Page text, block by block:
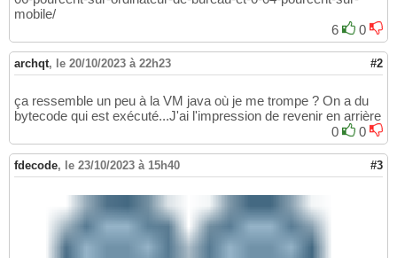
mobile/
6
0
archqt, le 20/10/2023 à 22h23 #2
ça ressemble un peu à la VM java où je me trompe ? On a du
bytecode qui est exécuté...J'ai l'impression de revenir en arrière
0
0
fdecode, le 23/10/2023 à 15h40 #3